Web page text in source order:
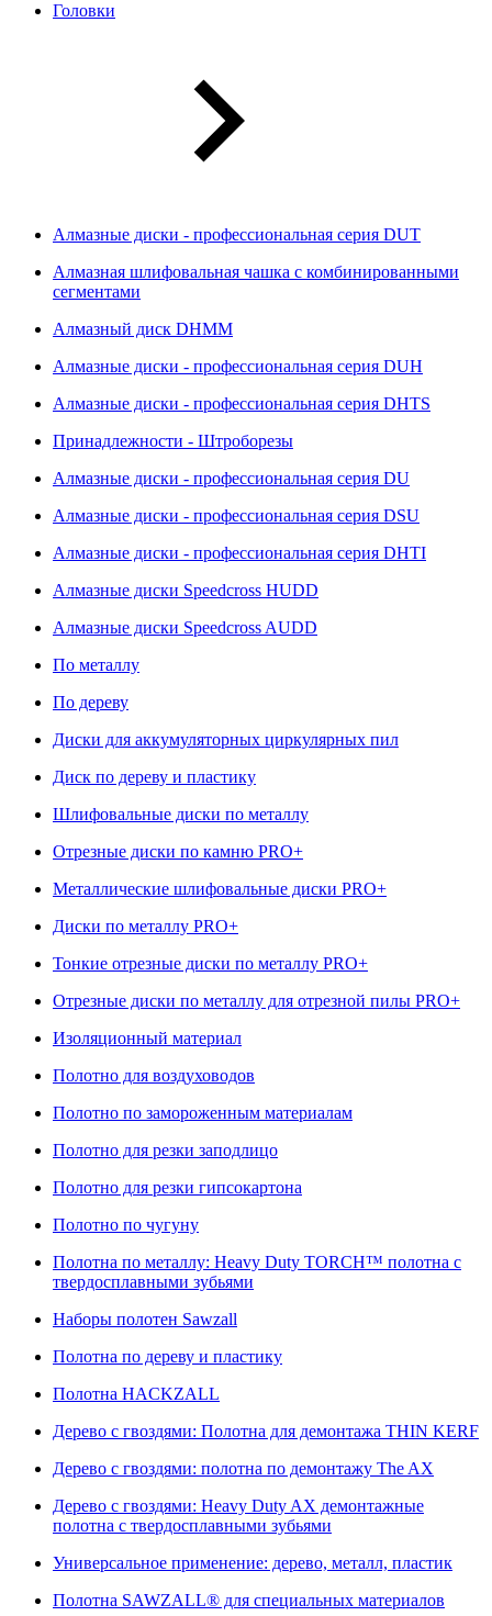
Головки
Алмазные диски - профессиональная серия DUT
Алмазная шлифовальная чашка с комбинированными
сегментами
Алмазный диск DHMM
Алмазные диски - профессиональная серия DUH
Алмазные диски - профессиональная серия DHTS
Принадлежности - Штроборезы
Алмазные диски - профессиональная серия DU
Алмазные диски - профессиональная серия DSU
Алмазные диски - профессиональная серия DHTI
Алмазные диски Speedcross HUDD
Алмазные диски Speedcross AUDD
По металлу
По дереву
Диски для аккумуляторных циркулярных пил
Диск по дереву и пластику
Шлифовальные диски по металлу
Отрезные диски по камню PRO+
Металлические шлифовальные диски PRO+
Диски по металлу PRO+
Тонкие отрезные диски по металлу PRO+
Отрезные диски по металлу для отрезной пилы PRO+
Изоляционный материал
Полотно для воздуховодов
Полотно по замороженным материалам
Полотно для резки заподлицо
Полотно для резки гипсокартона
Полотно по чугуну
Полотна по металлу: Heavy Duty TORCH™ полотна с
твердосплавными зубьями
Наборы полотен Sawzall
Полотна по дереву и пластику
Полотна HACKZALL
Дерево с гвоздями: Полотна для демонтажа THIN KERF
Дерево с гвоздями: полотна по демонтажу The AX
Дерево с гвоздями: Heavy Duty AX демонтажные
полотна с твердосплавными зубьями
Универсальное применение: дерево, металл, пластик
Полотна SAWZALL® для специальных материалов